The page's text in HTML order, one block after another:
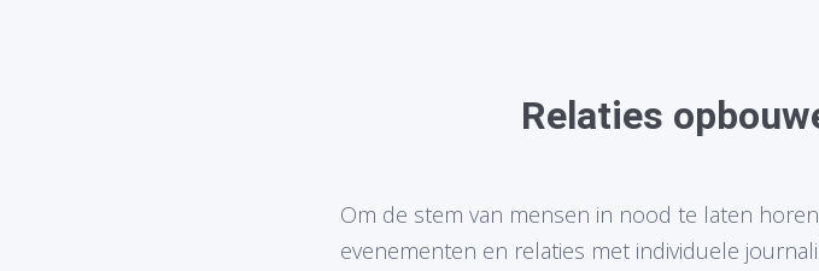
Relaties
Om de stem van mensen in nood te laten
evenementen en relaties met individuele